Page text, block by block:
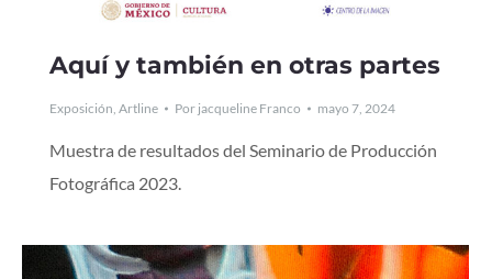
Aquí y también en otras partes
Exposición, Artline Por jacqueline Franco mayo 7, 2024
Muestra de resultados del Seminario de Producción
Fotográfica 2023.